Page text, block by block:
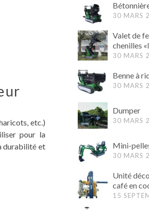
etc.)
pour la
durabilité et
30 MARS
Valet de
chenilles
30 MARS
Benne à
30 MARS
Dumper
30 MARS
Mini-
30 MARS
Unité
café en
15